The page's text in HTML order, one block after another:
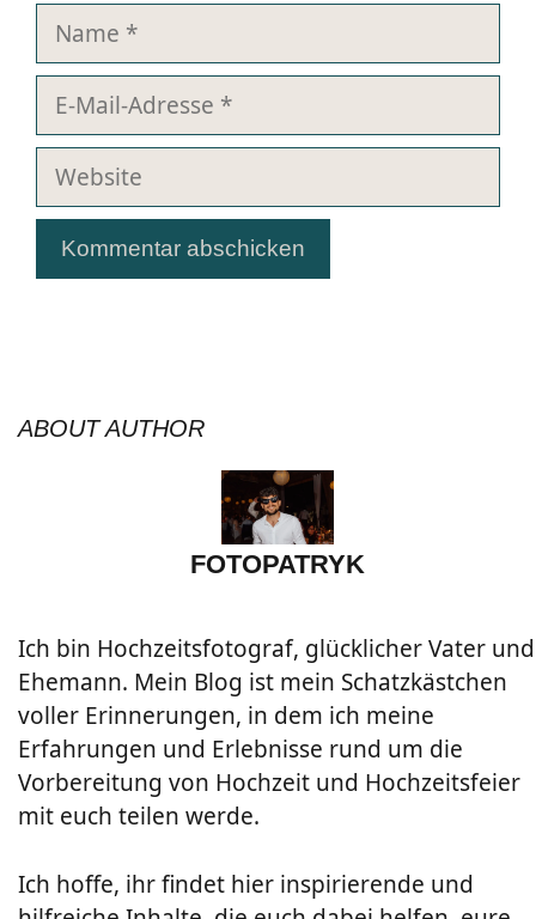
Name
Mail-
Adresse
Website
ABOUT AUTHOR
FOTOPATRYK
Ich bin Hochzeitsfotograf, glücklicher Vater und
Ehemann. Mein Blog ist mein Schatzkästchen
voller Erinnerungen, in dem ich meine
Erfahrungen und Erlebnisse rund um die
Vorbereitung von Hochzeit und Hochzeitsfeier
mit euch teilen werde.
Ich hoffe, ihr findet hier inspirierende und